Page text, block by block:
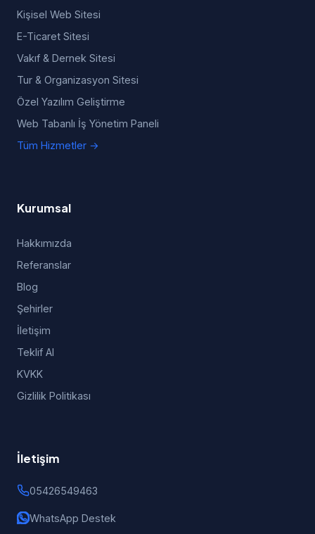
Kişisel Web Sitesi
E-Ticaret Sitesi
Vakıf & Dernek Sitesi
Tur & Organizasyon Sitesi
Özel Yazılım Geliştirme
Web Tabanlı İş Yönetim Paneli
Tüm Hizmetler →
Kurumsal
Hakkımızda
Referanslar
Blog
Şehirler
İletişim
Teklif Al
KVKK
Gizlilik Politikası
İletişim
05426549463
WhatsApp Destek